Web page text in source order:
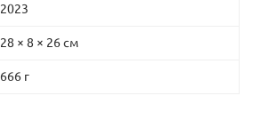
2023
28 × 8 × 26 см
666 г